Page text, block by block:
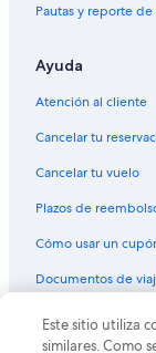
Hoteles con spa en
Hoteles todo
Hoteles en El Cayaco
Hoteles 5 estrellas
Cabañas en Llano
Moteles en Llano
Pautas y reporte
Ayuda
Atención al cliente
Cancelar tu
Cancelar tu vuelo
Plazos de
Cómo usar un
Documentos de
© 2026 Expedia,
derechos
Este sitio utiliza
similares. Como